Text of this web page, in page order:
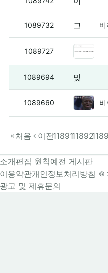
1089732 비
1089727
1089694
1089660 비
처음 이전1189111892
소개편집 원칙예전 게시판
이용약관개인정보처리방침
광고 및 제휴문의
©